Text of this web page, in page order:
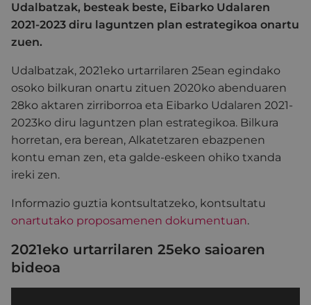
Udalbatzak, besteak beste, Eibarko Udalaren
2021-2023 diru laguntzen plan estrategikoa onartu
zuen.
Udalbatzak, 2021eko urtarrilaren 25ean egindako
osoko bilkuran onartu zituen 2020ko abenduaren
28ko aktaren zirriborroa eta Eibarko Udalaren 2021-
2023ko diru laguntzen plan estrategikoa. Bilkura
horretan, era berean, Alkatetzaren ebazpenen
kontu eman zen, eta galde-eskeen ohiko txanda
ireki zen.
Informazio guztia kontsultatzeko, kontsultatu
onartutako proposamenen dokumentuan.
2021eko urtarrilaren 25eko saioaren
bideoa